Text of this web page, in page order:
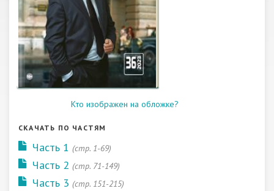
Кто изображен на обложке?
СКАЧАТЬ ПО ЧАСТЯМ
Часть 1 (стр. 1-69)
Часть 2 (стр. 71-149)
Часть 3 (стр. 151-215)